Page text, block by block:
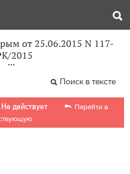
от 25.06.2015 N 117-
2015
Поиск в тексте
действует
Перейти в